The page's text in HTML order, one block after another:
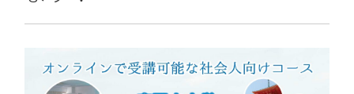
企業・一般の方 WebClass